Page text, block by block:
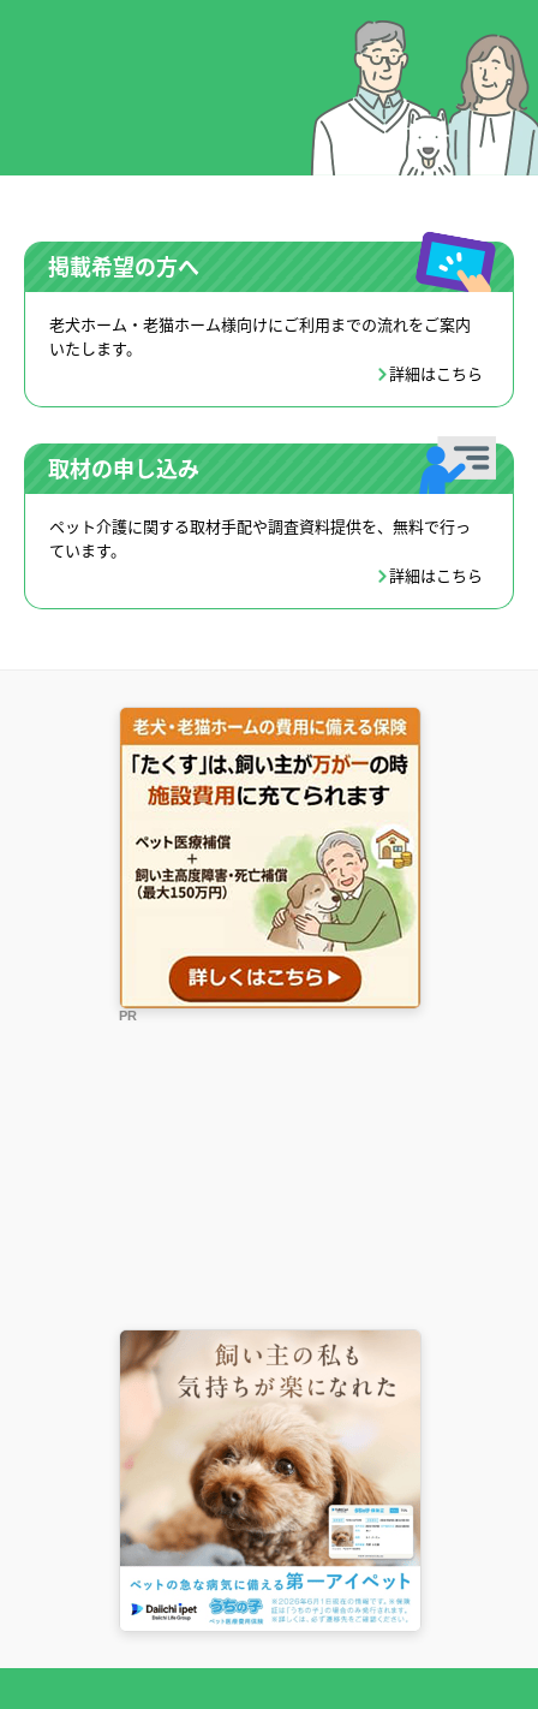
掲載希望の方へ
老犬ホーム・老猫ホーム様向けにご利用までの流れをご案内
いたします。
詳細はこちら
取材の申し込み
ペット介護に関する取材手配や調査資料提供を、無料で行っ
ています。
詳細はこちら
PR